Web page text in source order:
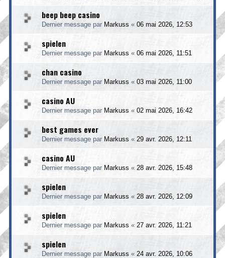
beep beep casino
Dernier message par Markuss « 06 mai 2026, 12:53
spielen
Dernier message par Markuss « 06 mai 2026, 11:51
chan casino
Dernier message par Markuss « 03 mai 2026, 11:00
casino AU
Dernier message par Markuss « 02 mai 2026, 16:42
best games ever
Dernier message par Markuss « 29 avr. 2026, 12:11
casino AU
Dernier message par Markuss « 28 avr. 2026, 15:48
spielen
Dernier message par Markuss « 28 avr. 2026, 12:09
spielen
Dernier message par Markuss « 27 avr. 2026, 11:21
spielen
Dernier message par Markuss « 24 avr. 2026, 10:06